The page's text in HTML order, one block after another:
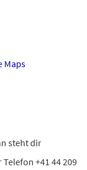
Maps
steht dir
+41 44 209